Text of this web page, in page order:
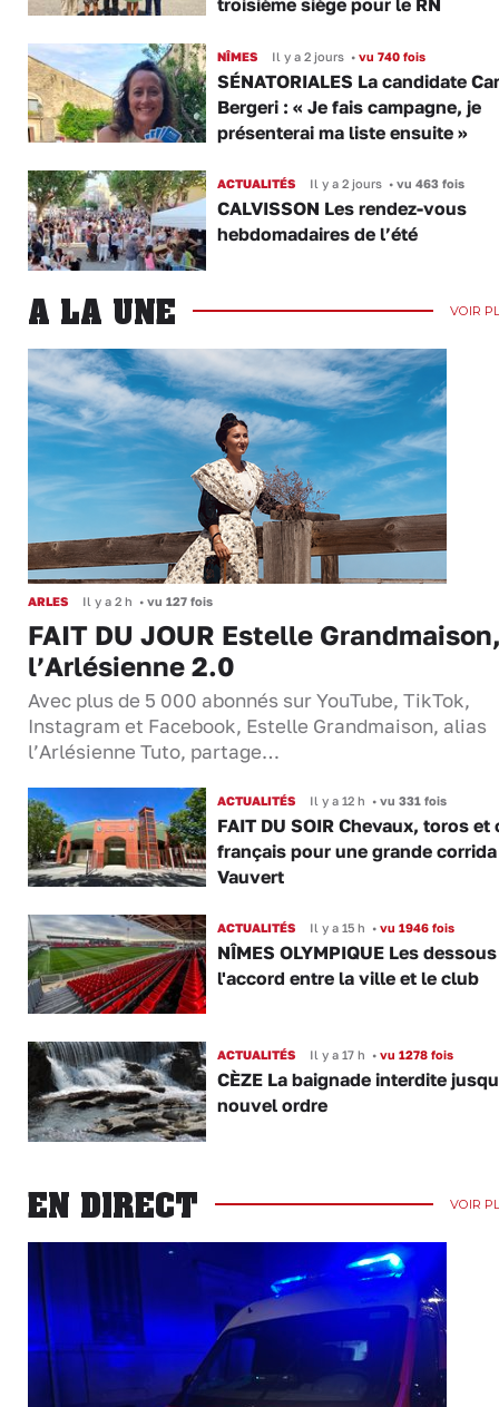
troisième siège pour le RN
NÎMES Il y a 2 jours •vu 740 fois
SÉNATORIALES La candidate
Bergeri : « Je fais campagne, je
présenterai ma liste ensuite »
ACTUALITÉS Il y a 2 jours •vu 463 fois
CALVISSON Les rendez-vous
hebdomadaires de l’été
A LA UNE VOIR
ARLES Il y a 2 h • vu 127 fois
FAIT DU JOUR Estelle
l’Arlésienne 2.0
Avec plus de 5 000 abonnés sur YouTube, TikTok,
Instagram et Facebook, Estelle Grandmaison, alias
l’Arlésienne Tuto, partage…
ACTUALITÉS Il y a 12 h •vu 331 fois
FAIT DU SOIR Chevaux, toros et
français pour une grande corrida
Vauvert
ACTUALITÉS Il y a 15 h •vu 1946 fois
NÎMES OLYMPIQUE Les
l'accord entre la ville et le club
ACTUALITÉS Il y a 17 h •vu 1278 fois
CÈZE La baignade interdite
nouvel ordre
EN DIRECT VOIR